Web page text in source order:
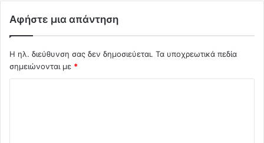
Αφήστε μια απάντηση
Η ηλ. διεύθυνση σας δεν δημοσιεύεται. Τα υποχρεωτικά πεδία
σημειώνονται με *